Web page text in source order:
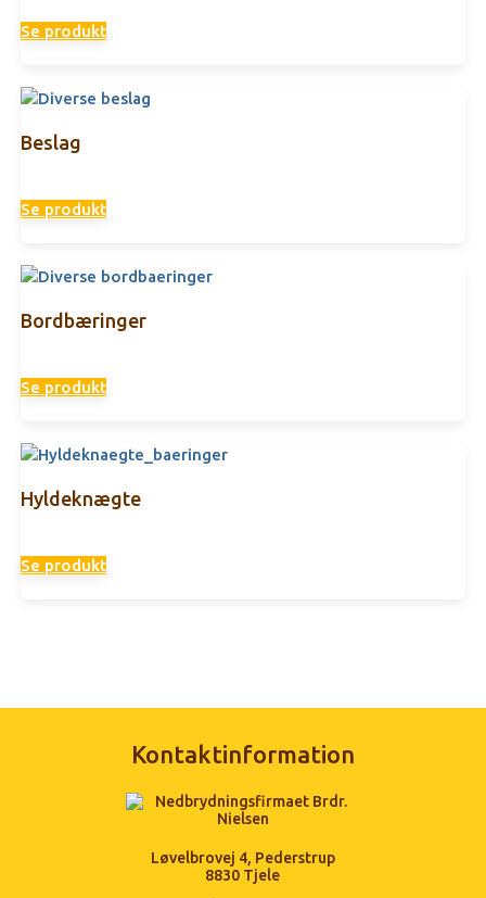
Se produkt
Beslag
Se produkt
Bordbæringer
Se produkt
Hyldeknægte
Se produkt
Kontaktinformation
Løvelbrovej 4, Pederstrup
8830 Tjele